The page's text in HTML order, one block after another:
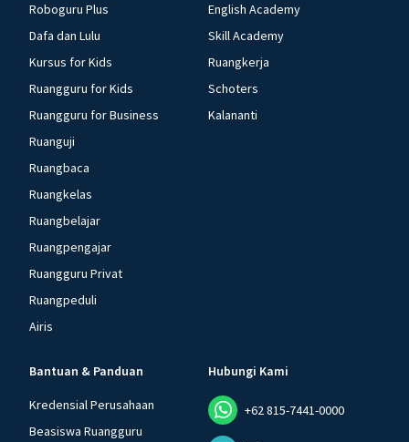
Roboguru Plus
Dafa dan Lulu
Kursus for Kids
Ruangguru for Kids
Ruangguru for Business
Ruanguji
Ruangbaca
Ruangkelas
Ruangbelajar
Ruangpengajar
Ruangguru Privat
Ruangpeduli
Airis
English Academy
Skill Academy
Ruangkerja
Schoters
Kalananti
Bantuan & Panduan
Kredensial Perusahaan
Beasiswa Ruangguru
Hubungi Kami
+62 815-7441-0000